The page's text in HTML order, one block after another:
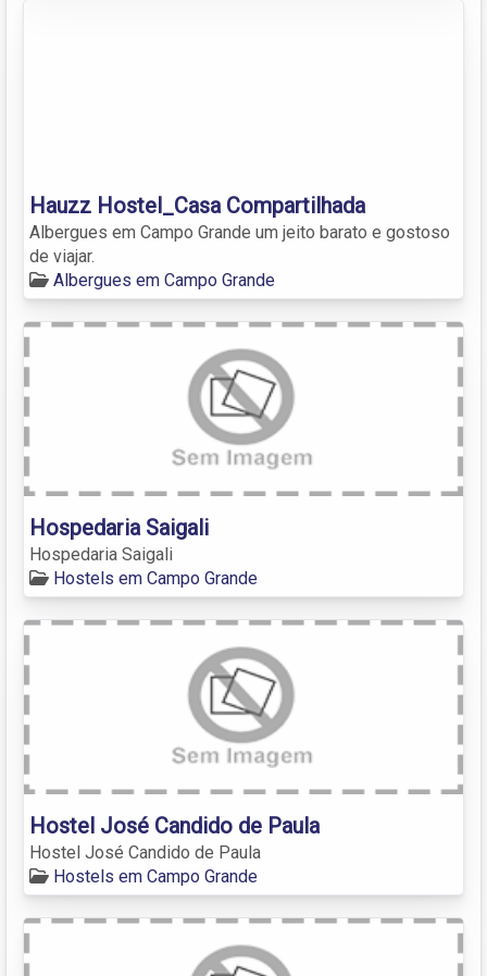
Hauzz Hostel_Casa Compartilhada
Albergues em Campo Grande um jeito barato e gostoso
de viajar.
Albergues em Campo Grande
Hospedaria Saigali
Hospedaria Saigali
Hostels em Campo Grande
Hostel José Candido de Paula
Hostel José Candido de Paula
Hostels em Campo Grande